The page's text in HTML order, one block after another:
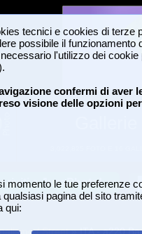
tecnici e cookies di terze
possibile il funzionamento
l'utilizzo dei
confermi di aver
visione delle opzioni
momento le tue preferenze
qualsiasi pagina del sito
qui:
a JuzaPhoto!
/ Street» ITA - a220